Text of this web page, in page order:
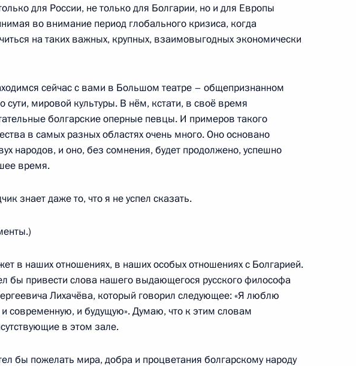
Военно-Морского Флота
Президента России
Президент России
Текущий ресурс
Конституция России
Президента России
MAX
ВКонтакте
Rutube
YouTube
информация
О портале
Об использовании
для России, не только для Болгарии, но и для Европы
во внимание период глобального кризиса, когда
на таких важных, крупных, взаимовыгодных экономически
сейчас с вами в Большом театре – общепризнанном
сути, мировой культуры. В нём, кстати, в своё время
болгарские оперные певцы. И примеров такого
в самых разных областях очень много. Оно основано
народов, и оно, без сомнения, будет продолжено, успешно
время.
знает даже то, что я не успел сказать.
в наших отношениях, в наших особых отношениях с Болгарией.
бы привести слова нашего выдающегося русского философа
Лихачёва, который говорил следующее: «Я люблю
современную, и будущую». Думаю, что к этим словам
в этом зале.
бы пожелать мира, добра и процветания болгарскому народу